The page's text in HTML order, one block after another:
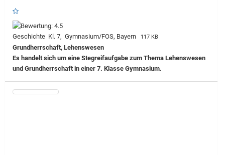
Geschichte Kl. 7, Gymnasium/FOS, Bayern 117 KB
Grundherrschaft, Lehenswesen
Es handelt sich um eine Stegreifaufgabe zum Thema Lehenswesen
und Grundherrschaft in einer 7. Klasse Gymnasium.